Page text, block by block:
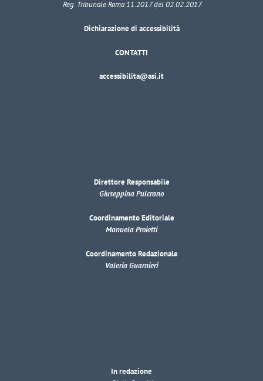
Reg. Tribunale Roma 11.2017 del 02.02.2017
Dichiarazione di accessibilità
CONTATTI
accessibilita@asi.it
Direttore Responsabile
Giuseppina Pulcrano
Coordinamento Editoriale
Manuela Proietti
Coordinamento Redazionale
Valeria Guarnieri
In redazione